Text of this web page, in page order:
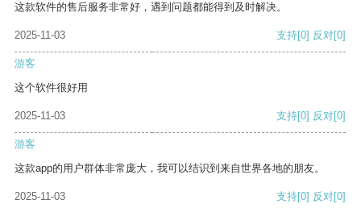
这款软件的售后服务非常好，遇到问题都能得到及时解决。
2025-11-03 支持[0] 反对[0]
游客
这个软件很好用
2025-11-03 支持[0] 反对[0]
游客
这款app的用户群体非常庞大，我可以结识到来自世界各地的朋友。
2025-11-03 支持[0] 反对[0]